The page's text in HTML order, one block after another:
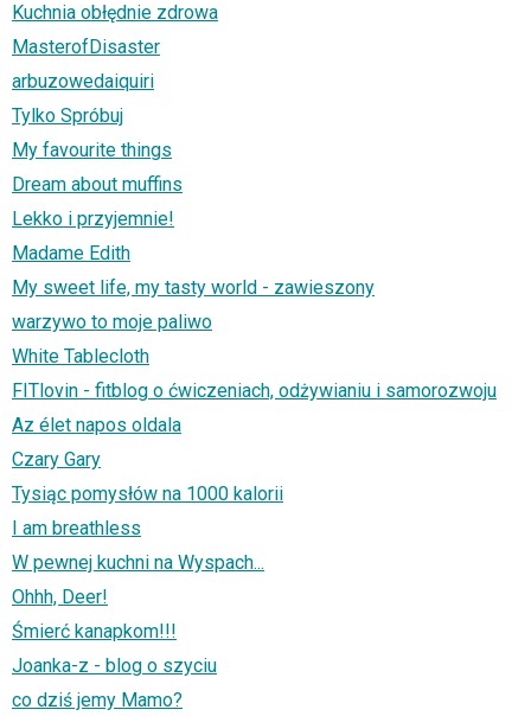
Kuchnia obłędnie zdrowa
MasterofDisaster
arbuzowedaiquiri
Tylko Spróbuj
My favourite things
Dream about muffins
Lekko i przyjemnie!
Madame Edith
My sweet life, my tasty world - zawieszony
warzywo to moje paliwo
White Tablecloth
FITlovin - fitblog o ćwiczeniach, odżywianiu i samorozwoju
Az élet napos oldala
Czary Gary
Tysiąc pomysłów na 1000 kalorii
I am breathless
W pewnej kuchni na Wyspach...
Ohhh, Deer!
Śmierć kanapkom!!!
Joanka-z - blog o szyciu
co dziś jemy Mamo?